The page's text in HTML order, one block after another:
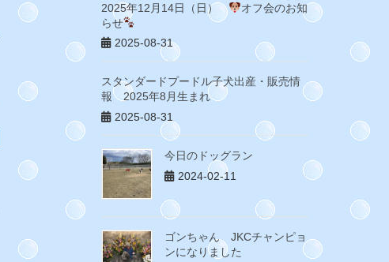
2025年12月14日（日）
オフ会のお知
らせ
2025-08-31
スタンダードプードル子犬出産・販売情
報 2025年8月生まれ
2025-08-31
今日のドッグラン
2024-02-11
ゴンちゃん JKCチャンピョ
ンになりました